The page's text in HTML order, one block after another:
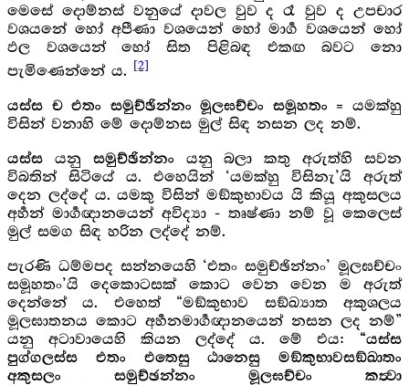
මෙසේ දොම්නස් වනුයේ දාවල වුව ද රෑ වුව ද උපචාර
වශයනේ හෝ අපීණා වශයෙන් හෝ මාර්‍ග වශයෙන් හෝ
ඵල වශයෙන් හෝ සිත පිළිබඳ එකඟ බවට නො
පැමිණෙන්නේ ය.
[2]
යස්ස ච එතං සමුච්ඡින්නං මූලඝච්චං සමූහතං = යමක්හු
විසින් වනාහි මේ දොම්නස මුල් සිඳ නසන ලද නම්.
යස්ස යනු සමුච්ඡින්නං යනු බලා කතු අරුත්හි සවන
විබතින් සිටියේ ය. එහෙයින් ‘යමක්හු විසිනැ’යි අරුත්
දෙන ලද්දේ ය. යමකු විසින් මඞ්කුභාවය යි කියූ අකුසලය
අර්‍හන් මාර්‍ගඥානයෙන් අවිද්‍යා - තෘෂ්ණා නම් වූ කෙලෙස්
මුල් සමග සිඳ හරින ලද්දේ නම්.
පැරණි ධම්මපද සන්නයෙහි ‘එතං සමුච්ඡින්නං’ මූලඝච්චං
සමූහතං’යි දෙකොටසක් කොට වෙන වෙන ම අරුත්
දෙන්නේ ය. එහෙත් “මඞ්කුභාව සඞ්ඛ්‍යාත අකුශලය
මූලඝාතනය කොට අර්‍හනමාර්‍ගඥානයෙන් නසන ලද නම්”
යනු අටාවායෙහි කියන ලද්දේ ය. මේ එය: “යස්ස
පුග්ගලස්ස එතං එතෙසු ඨානෙසු මඞ්කුභාවසඞ්ඛාතං
අකුසලං සමුච්ඡන්නං මූලඝච්චං කත්‍වා